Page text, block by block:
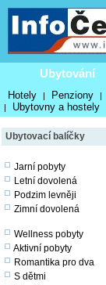
Ubytování
Hotely | Penziony |
| Ubytovny a hostely
Ubytovací balíčky
Jarní pobyty
Letní dovolená
Podzim levněji
Zimní dovolená
Wellness pobyty
Aktivní pobyty
Romantika pro dva
S dětmi